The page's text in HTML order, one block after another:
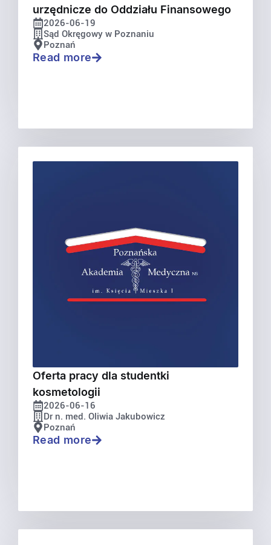
urzędnicze do Oddziału Finansowego
2026-06-19
Sąd Okręgowy w Poznaniu
Poznań
Read more
Oferta pracy dla studentki
kosmetologii
2026-06-16
Dr n. med. Oliwia Jakubowicz
Poznań
Read more